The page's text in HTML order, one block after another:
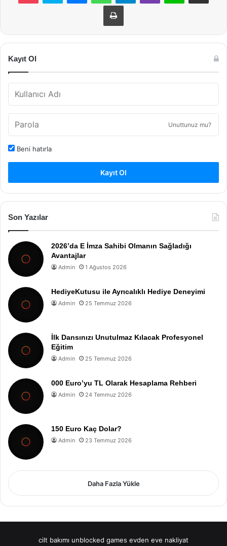
Yazdır
Kayıt Ol
Unuttunuz mu?
Beni hatırla
Kayıt Ol
Son Yazılar
2026’da E İmza Sahibi Olmanın Sağladığı
Avantajlar
Admin 1 Ağustos 2026
HediyeKutusu ile Ayrıcalıklı Hediye Deneyimi
Admin 25 Temmuz 2026
İlk Dansınızı Unutulmaz Kılacak Profesyonel
Eğitim
Admin 25 Temmuz 2026
000 Euro’yu TL Olarak Hesaplama Rehberi
Admin 24 Temmuz 2026
150 Euro Kaç Dolar?
Admin 23 Temmuz 2026
Daha Fazla Yükle
cilt bakımı unblocked games evden eve nakliyat